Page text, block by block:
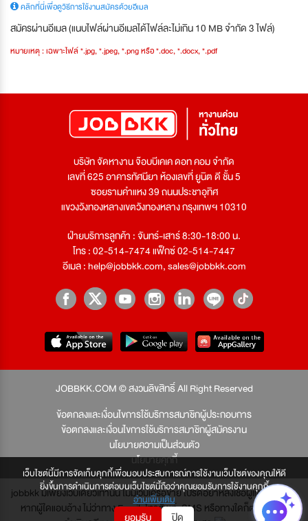
เว็บไซต์นี้มีการจัดเก็บคุกกี้เพื่อมอบประสบการณ์การใช้งานเว็บไซต์ของคุณให้ดี
ยิ่งขึ้นการดำเนินการต่อบนเว็บไซต์นี้ถือว่าคุณยอมรับการใช้งานคุกกี้
อ่านเพิ่มเติม
ยอมรับ ปิด
คลิกที่นี่เพื่อดูวิธีการใช้งานสมัครด้วยอีเมล
สมัครผ่านอีเมล (แนบไฟล์ผ่านอีเมลได้ไฟล์ละไม่เกิน 10 MB จำกัด 3 ไฟล์)
หมายเหตุ : เฉพาะไฟล์ *.jpg, *.jpeg, *.png หรือ *.doc, *.docx, *.pdf
บริษัท จัดหางาน จ๊อบบีเคเค ดอท คอม จำกัด
เลขที่ 625 อาคารทัศนียา ห้องเลขที่ ยูนิต ดี ชั้น 5
ซอยรามคำแหง 39 ถนนประชาอุทิศ
แขวงวังทองหลางเขตวังทองหลาง กรุงเทพฯ 10310
ฝ่ายบริการลูกค้า : จันทร์-เสาร์ 8:30-18:00 น.
โทร : 02-514-7474 แฟ็กซ์ 02-514-7447
อีเมล :help@jobbkk.com,sales@jobbkk.com
JOBBKK.COM © สงวนลิขสิทธิ์ All Right Reserved
ข้อตกลงและเงื่อนไขการใช้บริการสมาชิกผู้ประกอบการ
ข้อตกลงและเงื่อนไขการใช้บริการสมาชิกผู้สมัครงาน
นโยบายความเป็นส่วนตัว
นโยบายคุกกี้
jobbkk มีเพียงเว็บเดียวเท่านั้น ไม่มีเว็บเครือข่าย โปรดอย่าหลงเชื่อผู้แอบอ้าง และ
หากผู้ใดแอบอ้าง ไม่ว่าทาง Email, โทรศัพท์, SMS หรือทางใดก็ตาม จะถูก